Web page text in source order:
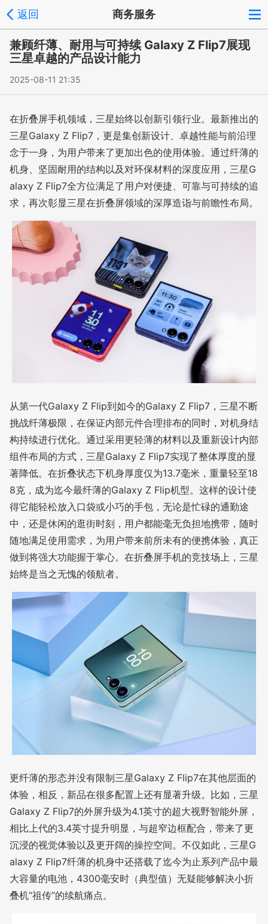
返回 商务服务
兼顾纤薄、耐用与可持续 Galaxy Z Flip7展现
三星卓越的产品设计能力
2025-08-11 21:35
在折叠屏手机领域，三星始终以创新引领行业。最新推出的
三星Galaxy Z Flip7，更是集创新设计、卓越性能与前沿理
念于一身，为用户带来了更加出色的使用体验。通过纤薄的
机身、坚固耐用的结构以及对环保材料的深度应用，三星G
alaxy Z Flip7全方位满足了用户对便捷、可靠与可持续的追
求，再次彰显三星在折叠屏领域的深厚造诣与前瞻性布局。
从第一代Galaxy Z Flip到如今的Galaxy Z Flip7，三星不断
挑战纤薄极限，在保证内部元件合理排布的同时，对机身结
构持续进行优化。通过采用更轻薄的材料以及重新设计内部
组件布局的方式，三星Galaxy Z Flip7实现了整体厚度的显
著降低。在折叠状态下机身厚度仅为13.7毫米，重量轻至18
8克，成为迄今最纤薄的Galaxy Z Flip机型。这样的设计使
得它能轻松放入口袋或小巧的手包，无论是忙碌的通勤途
中，还是休闲的逛街时刻，用户都能毫无负担地携带，随时
随地满足使用需求，为用户带来前所未有的便携体验，真正
做到将强大功能握于掌心。在折叠屏手机的竞技场上，三星
始终是当之无愧的领航者。
更纤薄的形态并没有限制三星Galaxy Z Flip7在其他层面的
体验，相反，新品在很多配置上还有显著升级。比如，三星
Galaxy Z Flip7的外屏升级为4.1英寸的超大视野智能外屏，
相比上代的3.4英寸提升明显，与超窄边框配合，带来了更
沉浸的视觉体验以及更开阔的操控空间。不仅如此，三星G
alaxy Z Flip7纤薄的机身中还搭载了迄今为止系列产品中最
大容量的电池，4300毫安时（典型值）无疑能够解决小折
叠机“祖传”的续航痛点。